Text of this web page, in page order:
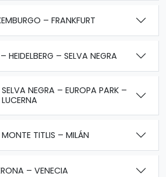
– FRANKFURT
HEIDELBERG – SELVA NEGRA
NEGRA – EUROPA PARK –
TITLIS – MILÁN
– VENECIA